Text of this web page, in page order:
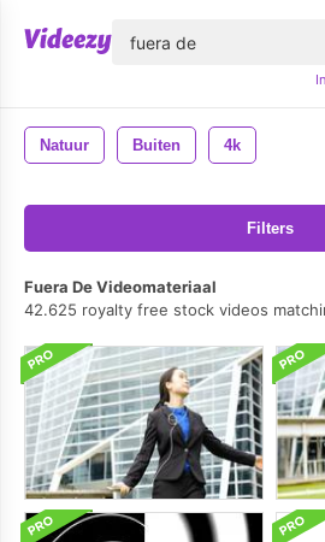
Natuur Buiten 4k
Filters
Fuera De Videomateriaal
42.625 royalty free stock videos